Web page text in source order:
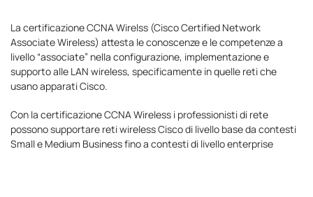
La certificazione CCNA Wirelss (Cisco Certified Network
Associate Wireless) attesta le conoscenze e le competenze a
livello “associate” nella configurazione, implementazione e
supporto alle LAN wireless, specificamente in quelle reti che
usano apparati Cisco.
Con la certificazione CCNA Wireless i professionisti di rete
possono supportare reti wireless Cisco di livello base da contesti
Small e Medium Business fino a contesti di livello enterprise